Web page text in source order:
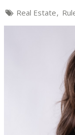
Real Estate